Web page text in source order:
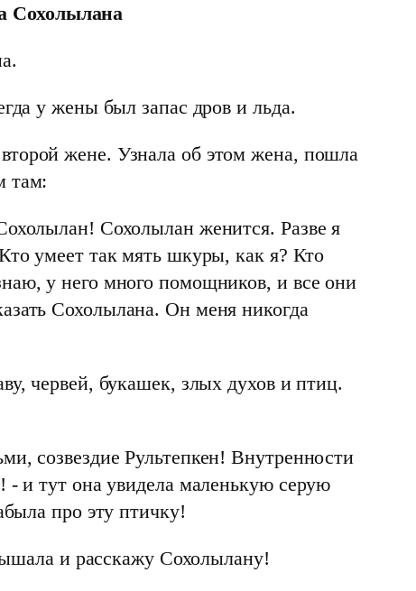
Сохолылана
у жены был запас дров и льда.
жене. Узнала об этом жена, пошла
там:
Сохолылан женится. Разве я
умеет так мять шкуры, как я? Кто
у него много помощников, и все они
Сохолылана. Он меня никогда
червей, букашек, злых духов и птиц.
созвездие Рультепкен! Внутренности
- и тут она увидела маленькую серую
про эту птичку!
и расскажу Сохолылану!